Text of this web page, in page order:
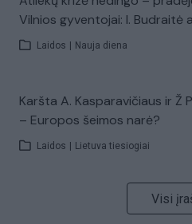
Vilnios gyventojai: I. Budraitė
Laidos Nauja diena
Karšta A. Kasparavičiaus ir Ž
– Europos šeimos narė?
Laidos Lietuva tiesiogiai
Visi